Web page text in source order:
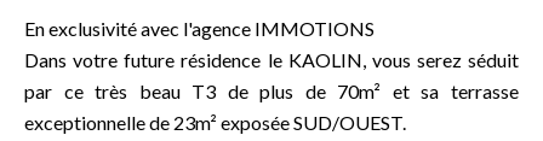
En exclusivité avec l'agence IMMOTIONS
Dans votre future résidence le KAOLIN, vous serez séduit
par ce très beau T3 de plus de 70m² et sa terrasse
exceptionnelle de 23m² exposée SUD/OUEST.